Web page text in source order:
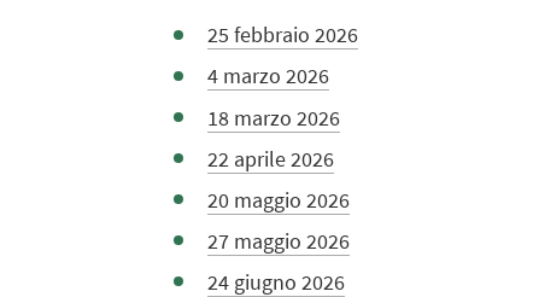
25 febbraio 2026
4 marzo 2026
18 marzo 2026
22 aprile 2026
20 maggio 2026
27 maggio 2026
24 giugno 2026